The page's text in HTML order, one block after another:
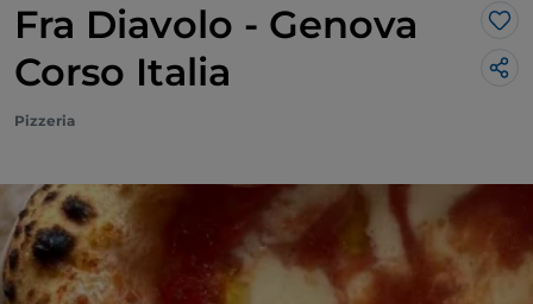
Fra Diavolo - Genova
Corso Italia
Pizzeria